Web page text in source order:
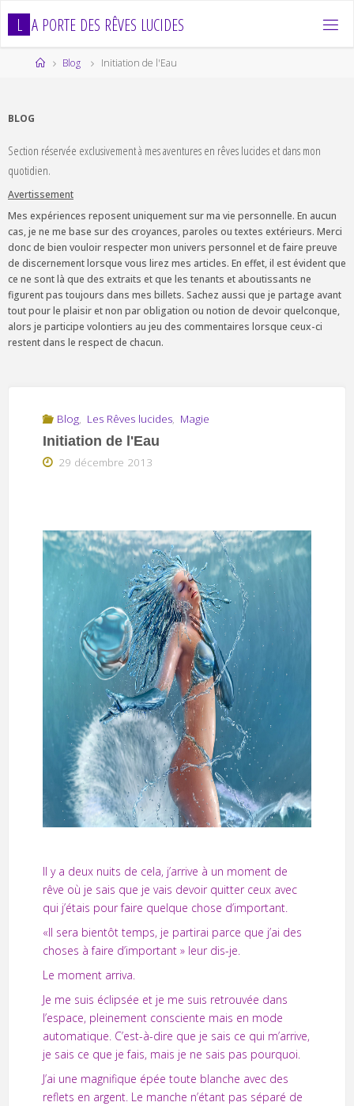
L A PORTE DES RÊVES LUCIDES
HomeBlog Initiation de l'Eau
BLOG
Section réservée exclusivement à mes aventures en rêves lucides et dans mon
quotidien.
Avertissement
Mes expériences reposent uniquement sur ma vie personnelle. En aucun
cas, je ne me base sur des croyances, paroles ou textes extérieurs. Merci
donc de bien vouloir respecter mon univers personnel et de faire preuve
de discernement lorsque vous lirez mes articles. En effet, il est évident que
ce ne sont là que des extraits et que les tenants et aboutissants ne
figurent pas toujours dans mes billets. Sachez aussi que je partage avant
tout pour le plaisir et non par obligation ou notion de devoir quelconque,
alors je participe volontiers au jeu des commentaires lorsque ceux-ci
restent dans le respect de chacun.
Blog, Les Rêves lucides, Magie
Initiation de l'Eau
29 décembre 2013
Il y a deux nuits de cela, j’arrive à un moment de
rêve où je sais que je vais devoir quitter ceux avec
qui j’étais pour faire quelque chose d’important.
«Il sera bientôt temps, je partirai parce que j’ai des
choses à faire d’important » leur dis-je.
Le moment arriva.
Je me suis éclipsée et je me suis retrouvée dans
l’espace, pleinement consciente mais en mode
automatique. C’est-à-dire que je sais ce qui m’arrive,
je sais ce que je fais, mais je ne sais pas pourquoi.
J’ai une magnifique épée toute blanche avec des
reflets en argent. Le manche n’étant pas séparé de